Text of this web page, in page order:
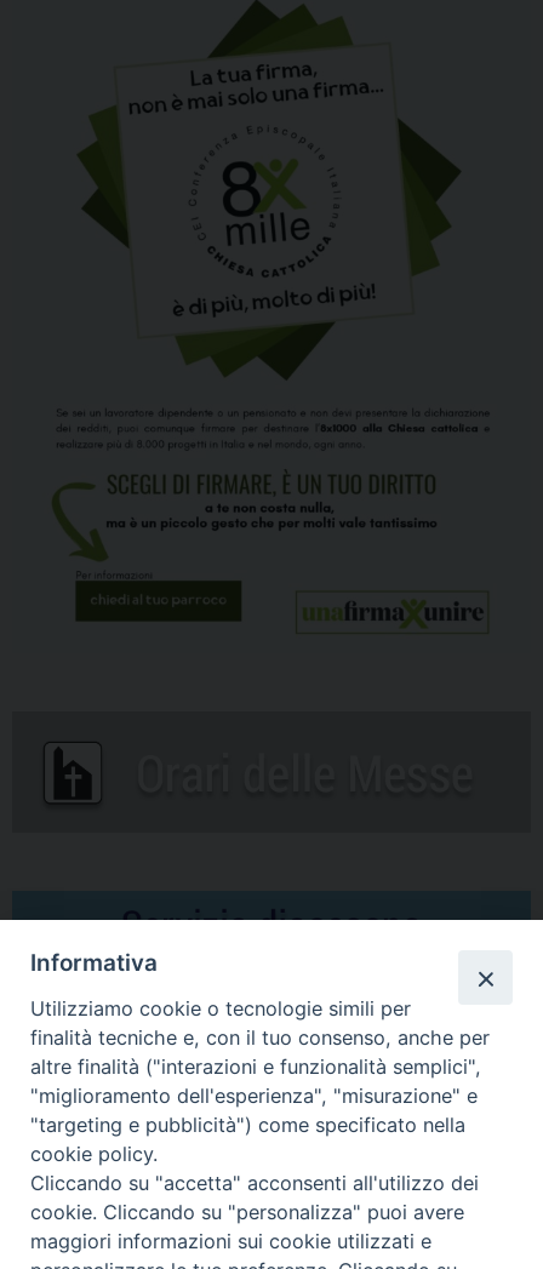
Comunicati Stampa
Il cordoglio dei Vescovi di Puglia per la morte di S.E.R. Mons. Agostino
Superbo
Nasce la Consulta Diocesana delle Aggregazioni Laicali di Castellaneta
Informativa
Utilizziamo cookie o tecnologie simili per
finalità tecniche e, con il tuo consenso, anche per
altre finalità ("interazioni e funzionalità semplici",
"miglioramento dell'esperienza", "misurazione" e
"targeting e pubblicità") come specificato nella
cookie policy.
Cliccando su "accetta" acconsenti all'utilizzo dei
cookie. Cliccando su "personalizza" puoi avere
maggiori informazioni sui cookie utilizzati e